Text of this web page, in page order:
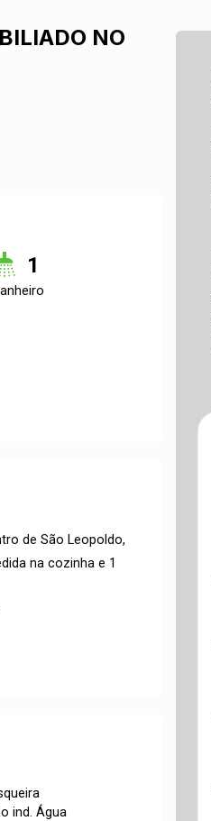
NO
1
de São Leopoldo,
na cozinha e 1
ind. Água